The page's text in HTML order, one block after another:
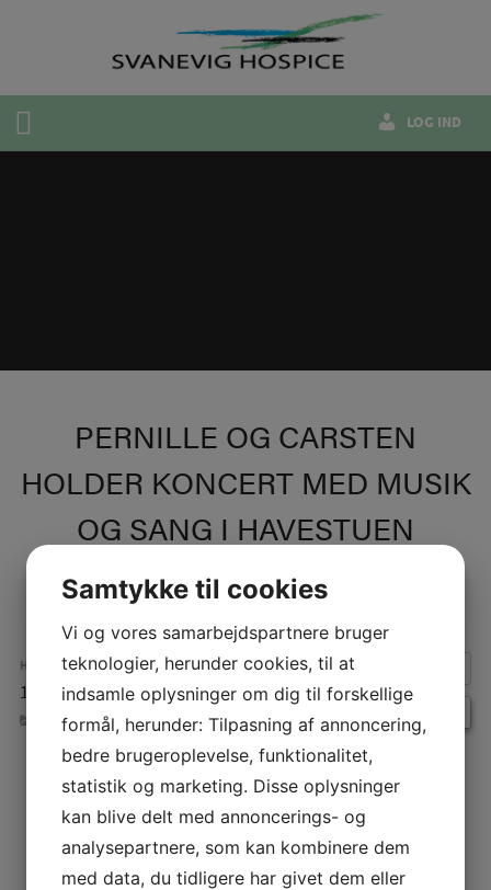
LOG IND
PERNILLE OG CARSTEN
HOLDER KONCERT MED MUSIK
OG SANG I HAVESTUEN
HVORNÅR:
17. marts 2026 kl. 15:30 – 16:30
BEGIVENHEDER
INDLÆGSNAVIGATION
Samtykke til cookies
Vi og vores samarbejdspartnere bruger
teknologier, herunder cookies, til at
indsamle oplysninger om dig til forskellige
formål, herunder: Tilpasning af annoncering,
bedre brugeroplevelse, funktionalitet,
statistik og marketing. Disse oplysninger
kan blive delt med annoncerings- og
analysepartnere, som kan kombinere dem
med data, du tidligere har givet dem eller